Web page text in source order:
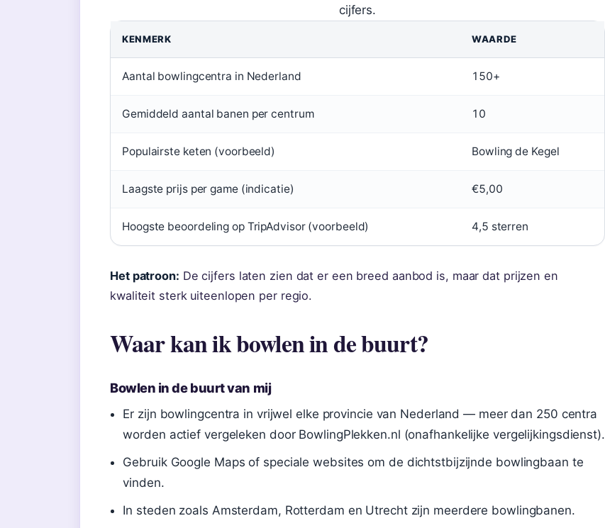
cijfers.
KENMERK WAARDE
Aantal bowlingcentra in Nederland 150+
Gemiddeld aantal banen per centrum 10
Populairste keten (voorbeeld) Bowling de Kegel
Laagste prijs per game (indicatie) €5,00
Hoogste beoordeling op TripAdvisor (voorbeeld) 4,5 sterren
Het patroon: De cijfers laten zien dat er een breed aanbod is, maar dat prijzen en
kwaliteit sterk uiteenlopen per regio.
Waar kan ik bowlen in de buurt?
Bowlen in de buurt van mij
Er zijn bowlingcentra in vrijwel elke provincie van Nederland — meer dan 250 centra
worden actief vergeleken door BowlingPlekken.nl (onafhankelijke vergelijkingsdienst).
Gebruik Google Maps of speciale websites om de dichtstbijzijnde bowlingbaan te
vinden.
In steden zoals Amsterdam, Rotterdam en Utrecht zijn meerdere bowlingbanen.